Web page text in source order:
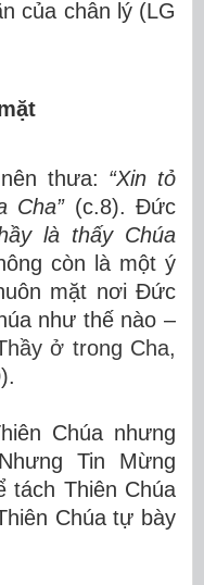
của chân lý (LG
thưa: “Xin tỏ
Cha”(c.8). Đức
là thấy Chúa
còn là một ý
mặt nơi Đức
như thế nào –
ở trong Cha,
Chúa nhưng
Tin Mừng
tách Thiên Chúa
Chúa tự bày